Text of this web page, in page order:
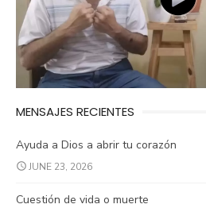
MENSAJES RECIENTES
Ayuda a Dios a abrir tu corazón
JUNE 23, 2026
Cuestión de vida o muerte